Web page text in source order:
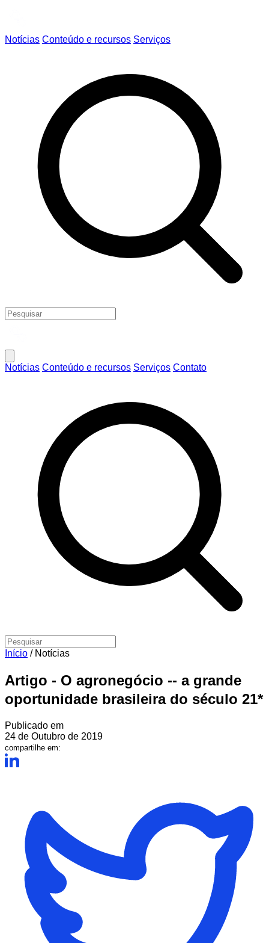
Notícias Conteúdo e recursos Serviços
Notícias Conteúdo e recursos Serviços Contato
Início / Notícias
Artigo - O agronegócio -- a grande
oportunidade brasileira do século 21*
Publicado em
24 de Outubro de 2019
compartilhe em: